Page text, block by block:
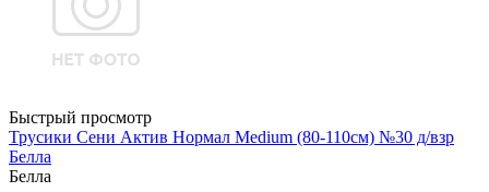
Быстрый просмотр
Трусики Сени Актив Нормал Medium (80-110см) №30 д/взр
Белла
Белла